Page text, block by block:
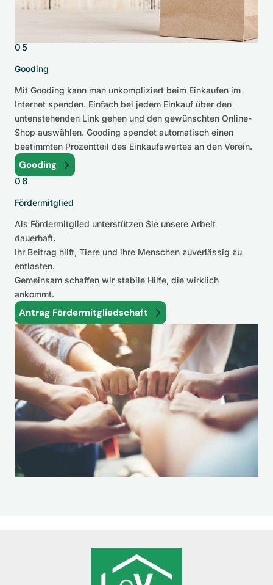
05
Gooding
Mit Gooding kann man unkompliziert beim Einkaufen im
Internet spenden. Einfach bei jedem Einkauf über den
untenstehenden Link gehen und den gewünschten Online-
Shop auswählen. Gooding spendet automatisch einen
bestimmten Prozentteil des Einkaufswertes an den Verein.
Gooding
06
Fördermitglied
Als Fördermitglied unterstützen Sie unsere Arbeit
dauerhaft.
Ihr Beitrag hilft, Tiere und ihre Menschen zuverlässig zu
entlasten.
Gemeinsam schaffen wir stabile Hilfe, die wirklich
ankommt.
Antrag Fördermitgliedschaft